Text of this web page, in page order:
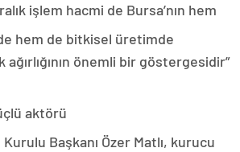
işlem hacmi de Bursa’nın hem
hem de bitkisel üretimde
önemli bir göstergesidir”
aktörü
Başkanı Özer Matlı, kurucu